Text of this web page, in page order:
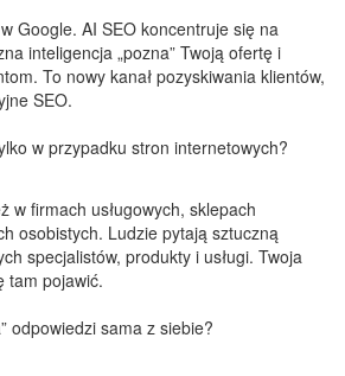
Google. AI SEO koncentruje się na
inteligencja „pozna” Twoją ofertę i
To nowy kanał pozyskiwania klientów,
SEO.
w przypadku stron internetowych?
w firmach usługowych, sklepach
osobistych. Ludzie pytają sztuczną
specjalistów, produkty i usługi. Twoja
tam pojawić.
odpowiedzi sama z siebie?